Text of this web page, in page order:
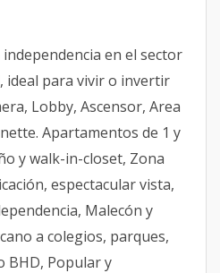
en el sector
ideal para vivir o invertir
Lobby, Ascensor, Area
Apartamentos de 1 y
y walk-in-closet, Zona
espectacular vista,
Malecón y
a colegios, parques,
BHD, Popular y